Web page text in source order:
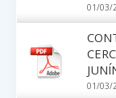
01/03/
01/03/